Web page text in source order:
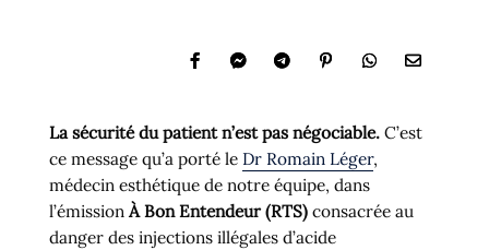
La sécurité du patient n’est pas négociable.C’est
ce message qu’a porté le Dr Romain Léger,
médecin esthétique de notre équipe, dans
l’émissionÀ Bon Entendeur (RTS)consacrée au
danger des injections illégales d’acide